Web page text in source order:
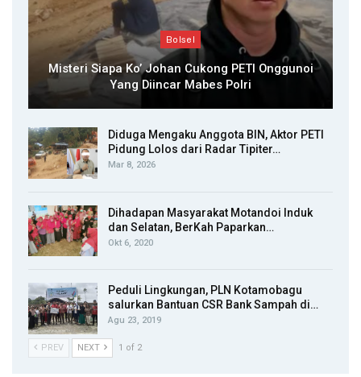
Bolsel
Misteri Siapa Ko’ Johan Cukong PETI Onggunoi
Yang Diincar Mabes Polri
Diduga Mengaku Anggota BIN, Aktor PETI
Pidung Lolos dari Radar Tipiter…
Mar 8, 2026
Dihadapan Masyarakat Motandoi Induk
dan Selatan, BerKah Paparkan…
Okt 6, 2020
Peduli Lingkungan, PLN Kotamobagu
salurkan Bantuan CSR Bank Sampah di…
Agu 23, 2019
PREV NEXT 1 of 2